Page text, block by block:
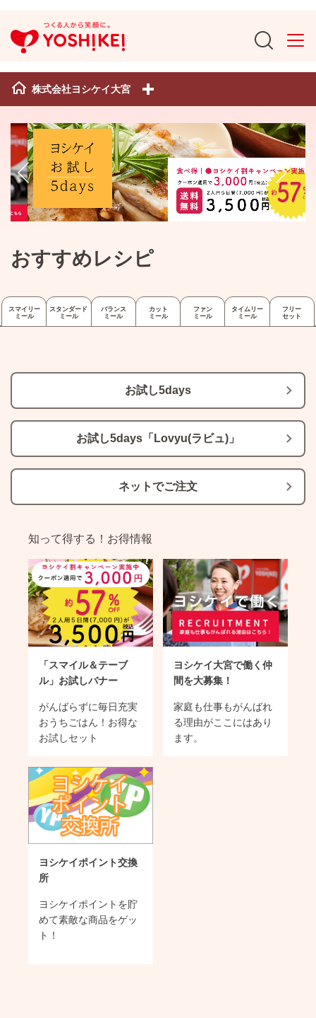
株式会社ヨシケイ大宮
おすすめレシピ
スマイリー
ミール
スタンダード
ミール
バランス
ミール
カット
ミール
ファン
ミール
タイムリー
ミール
フリー
セット
お試し5days
お試し5days「Lovyu(ラビュ)」
ネットでご注文
知って得する！お得情報
「スマイル＆テーブ
ル」お試しバナー
がんばらずに毎日充実
おうちごはん！お得な
お試しセット
ヨシケイ大宮で働く仲
間を大募集！
家庭も仕事もがんばれ
る理由がここにはあり
ます。
ヨシケイポイント交換
所
ヨシケイポイントを貯
めて素敵な商品をゲッ
ト！